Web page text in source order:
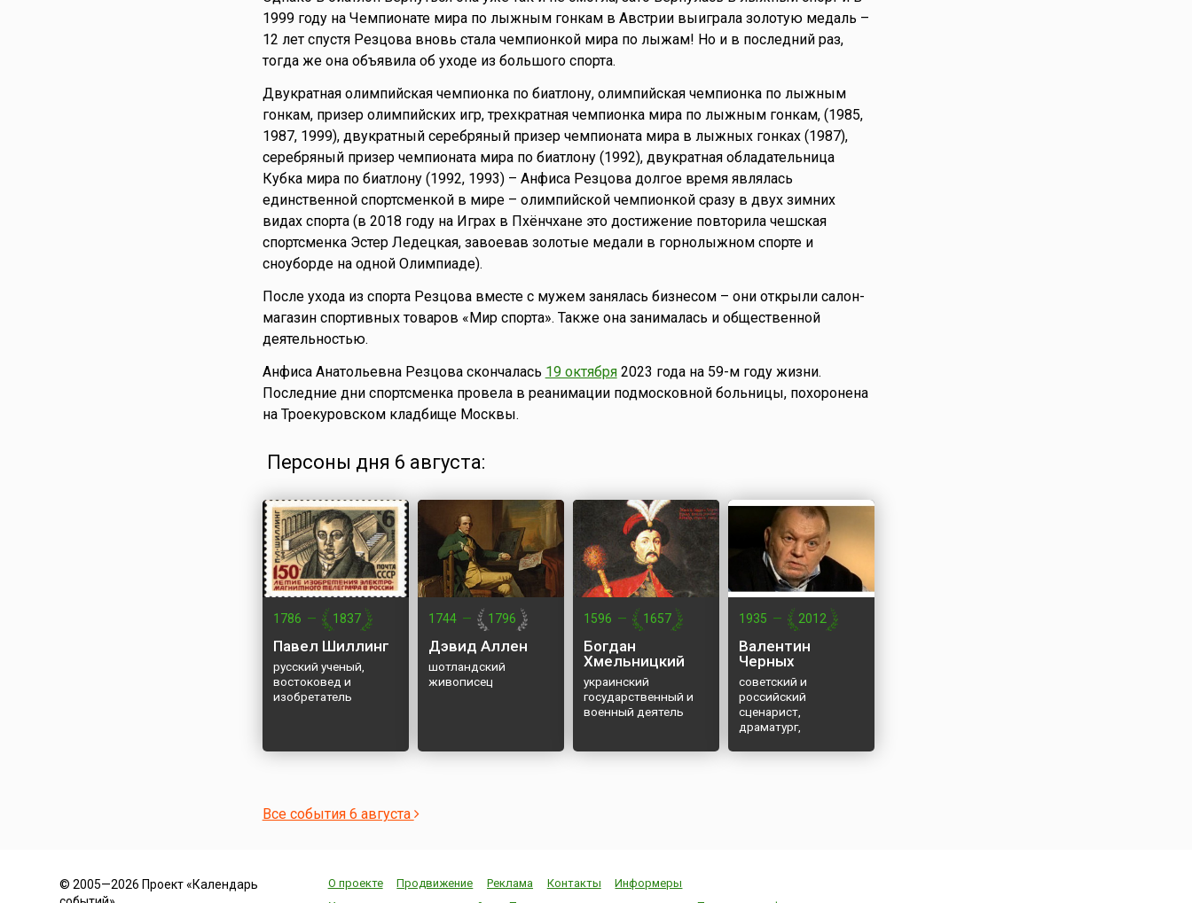
1999 году на Чемпионате мира по лыжным гонкам в Австрии выиграла золотую медаль –
12 лет спустя Резцова вновь стала чемпионкой мира по лыжам! Но и в последний раз,
тогда же она объявила об уходе из большого спорта.
Двукратная олимпийская чемпионка по биатлону, олимпийская чемпионка по лыжным
гонкам, призер олимпийских игр, трехкратная чемпионка мира по лыжным гонкам, (1985,
1987, 1999), двукратный серебряный призер чемпионата мира в лыжных гонках (1987),
серебряный призер чемпионата мира по биатлону (1992), двукратная обладательница
Кубка мира по биатлону (1992, 1993) – Анфиса Резцова долгое время являлась
единственной спортсменкой в мире – олимпийской чемпионкой сразу в двух зимних
видах спорта (в 2018 году на Играх в Пхёнчхане это достижение повторила чешская
спортсменка Эстер Ледецкая, завоевав золотые медали в горнолыжном спорте и
сноуборде на одной Олимпиаде).
После ухода из спорта Резцова вместе с мужем занялась бизнесом – они открыли салон-
магазин спортивных товаров «Мир спорта». Также она занималась и общественной
деятельностью.
Анфиса Анатольевна Резцова скончалась 19 октября2023 года на 59-м году жизни.
Последние дни спортсменка провела в реанимации подмосковной больницы, похоронена
на Троекуровском кладбище Москвы.
Персоны дня 6 августа:
1786 — 1837
Павел Шиллинг
русский ученый,
востоковед и
изобретатель
1744 — 1796
Дэвид Аллен
шотландский
живописец
1596 — 1657
Богдан
Хмельницкий
украинский
государственный и
военный деятель
1935 — 2012
Валентин
Черных
советский и
российский
сценарист,
драматург,
Все события 6 августа
© 2005—2026 Проект «Календарь
О проекте Продвижение Реклама Контакты
Информеры